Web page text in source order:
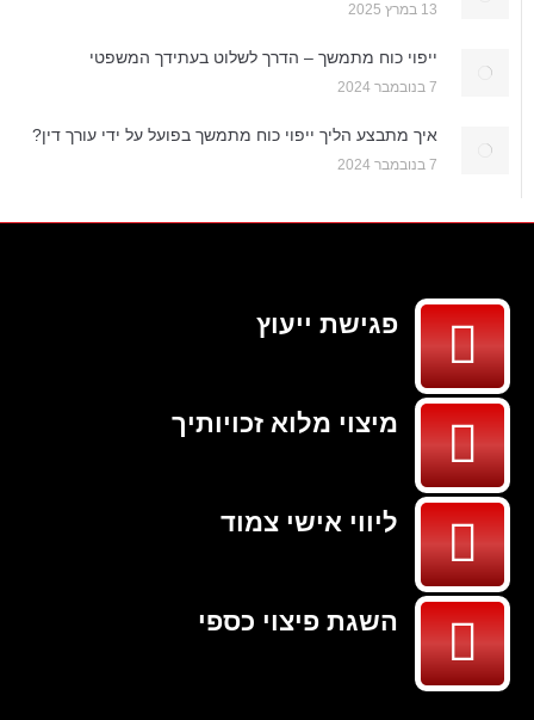
13 במרץ 2025
ייפוי כוח מתמשך – הדרך לשלוט בעתידך המשפטי
7 בנובמבר 2024
איך מתבצע הליך ייפוי כוח מתמשך בפועל על ידי עורך דין?
7 בנובמבר 2024
פגישת ייעוץ
מיצוי מלוא זכויותיך
ליווי אישי צמוד
השגת פיצוי כספי